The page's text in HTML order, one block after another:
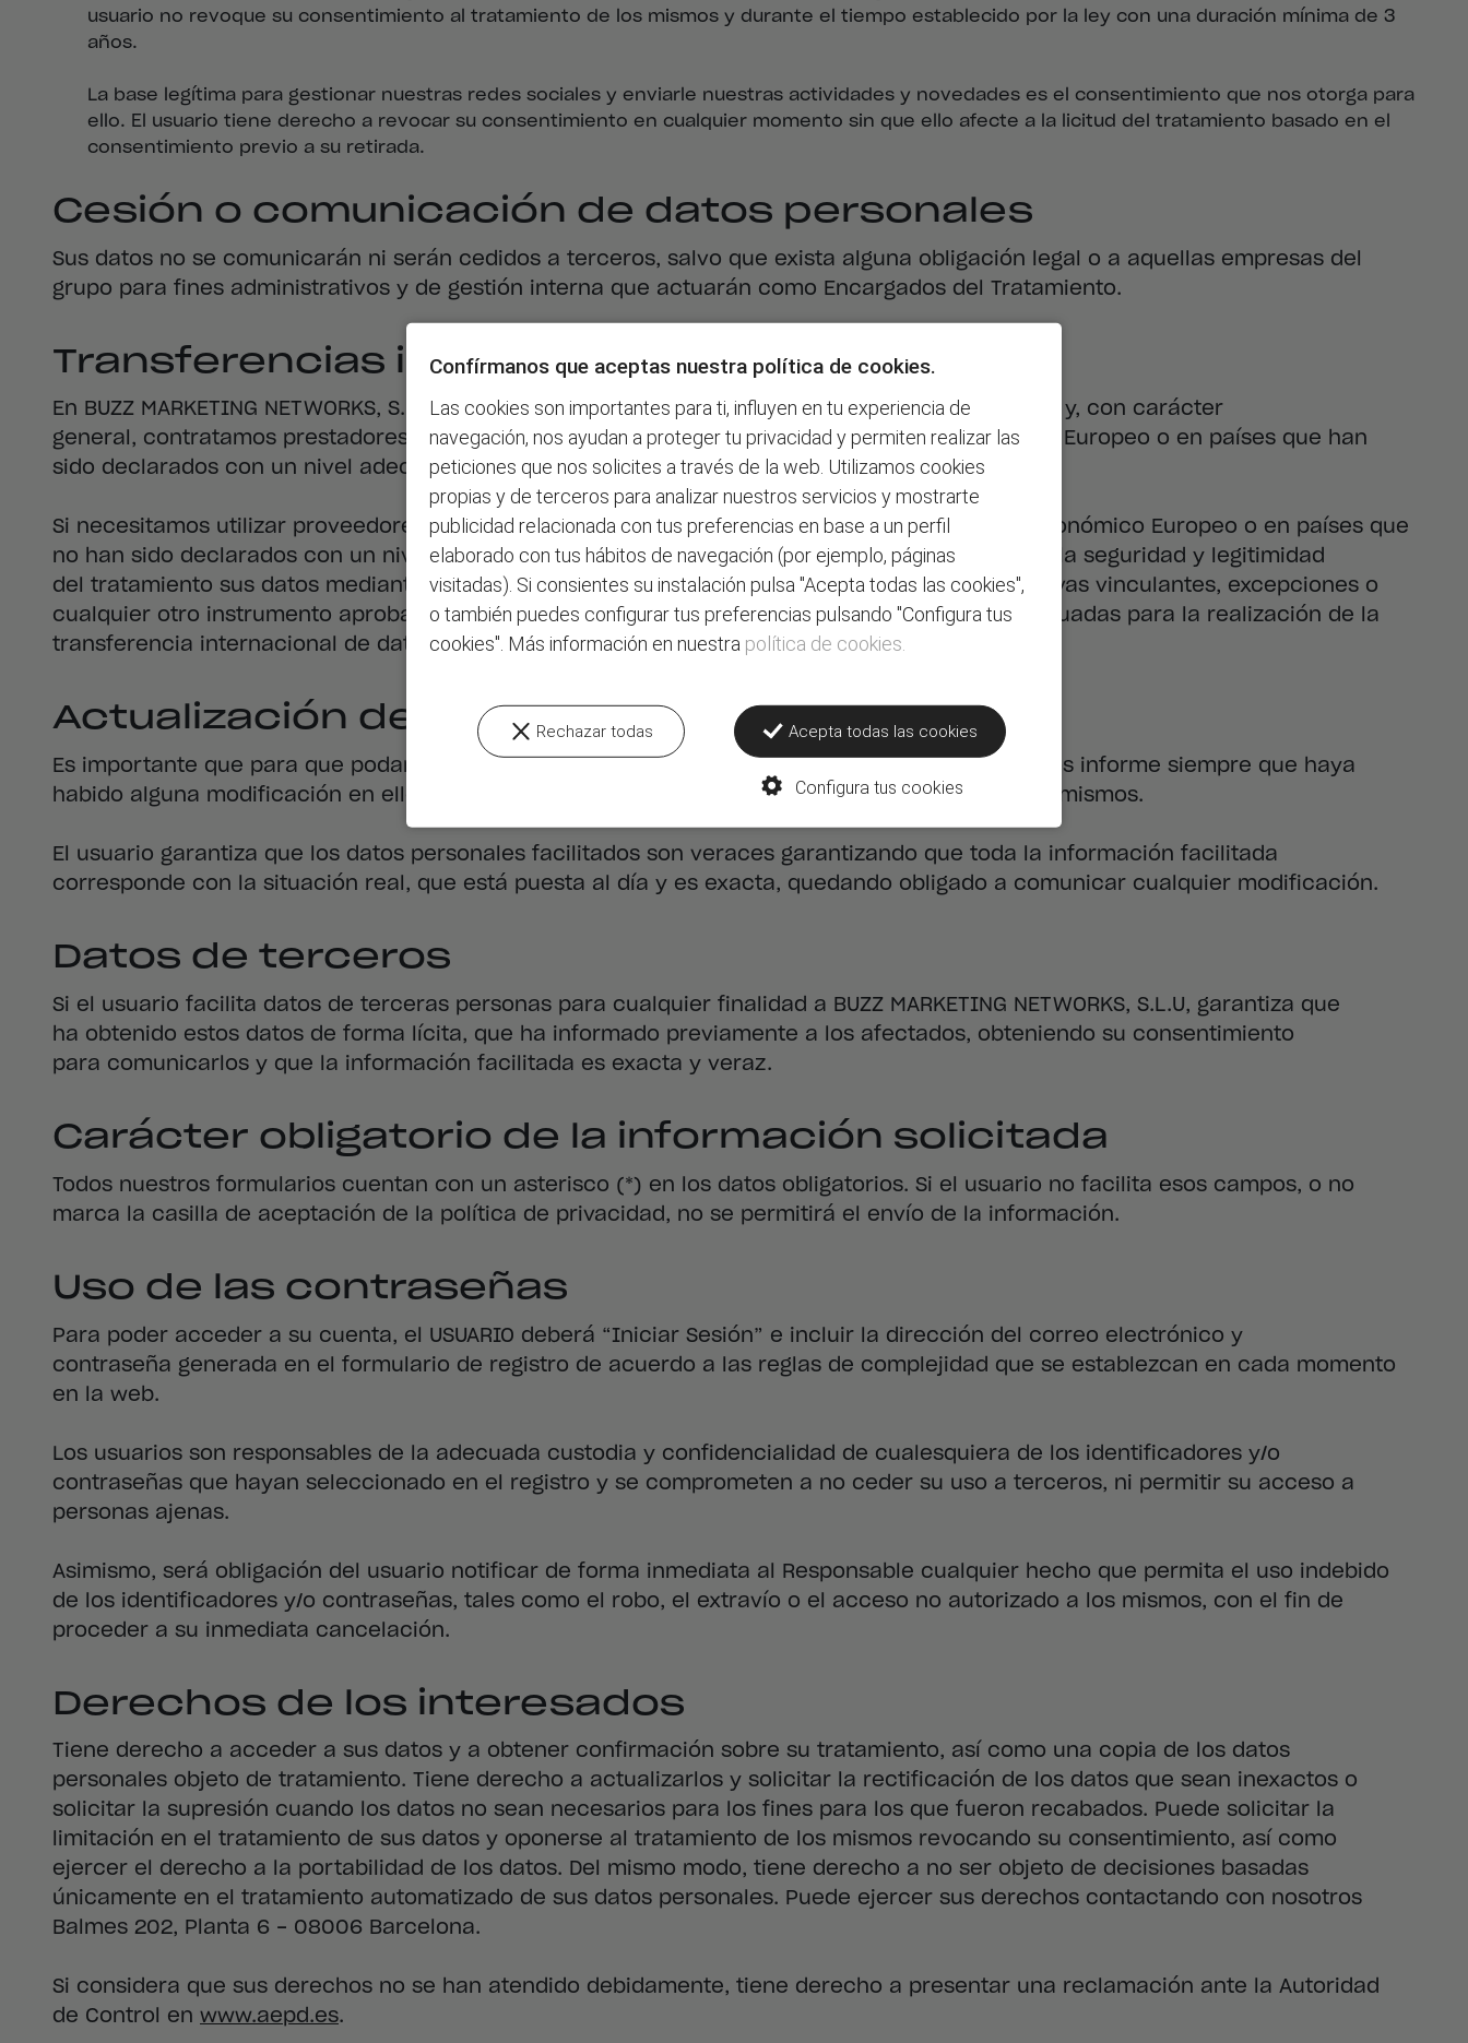
usuario no revoque su consentimiento al tratamiento de los mismos y durante el tiempo establecido por la ley con una duración mínima de 3
años.
La base legítima para gestionar nuestras redes sociales y enviarle nuestras actividades y novedades es el consentimiento que nos otorga para
ello. El usuario tiene derecho a revocar su consentimiento en cualquier momento sin que ello afecte a la licitud del tratamiento basado en el
consentimiento previo a su retirada.
Cesión o comunicación de datos personales
Sus datos no se comunicarán ni serán cedidos a terceros, salvo que exista alguna obligación legal o a aquellas empresas del
grupo para fines administrativos y de gestión interna que actuarán como Encargados del Tratamiento.
Transferencias internacionales
En BUZZ MARKETING NETWORKS, S.L.U tratamos sus datos dentro del Espacio Económico Europeo y, con carácter
general, contratamos prestadores de servicios ubicados también dentro del Espacio Económico Europeo o en países que han
sido declarados con un nivel adecuado de protección.
Si necesitamos utilizar proveedores de servicios que realicen tratamientos fuera del Espacio Económico Europeo o en países que
no han sido declarados con un nivel adecuado de protección, nos aseguraríamos de garantizar la seguridad y legitimidad
del tratamiento sus datos mediante decisiones de adecuación, cláusulas tipo, normas corporativas vinculantes, excepciones o
cualquier otro instrumento aprobado por la autoridad de control que ofrezca las garantías adecuadas para la realización de la
transferencia internacional de datos.
Actualización de datos
Es importante que para que podamos mantener los datos personales actualizados, el usuario nos informe siempre que haya
habido alguna modificación en ellos, en caso contrario, no respondemos de la veracidad de los mismos.
El usuario garantiza que los datos personales facilitados son veraces garantizando que toda la información facilitada
corresponde con la situación real, que está puesta al día y es exacta, quedando obligado a comunicar cualquier modificación.
Datos de terceros
Si el usuario facilita datos de terceras personas para cualquier finalidad a BUZZ MARKETING NETWORKS, S.L.U, garantiza que
ha obtenido estos datos de forma lícita, que ha informado previamente a los afectados, obteniendo su consentimiento
para comunicarlos y que la información facilitada es exacta y veraz.
Carácter obligatorio de la información solicitada
Todos nuestros formularios cuentan con un asterisco (*) en los datos obligatorios. Si el usuario no facilita esos campos, o no
marca la casilla de aceptación de la política de privacidad, no se permitirá el envío de la información.
Uso de las contraseñas
Para poder acceder a su cuenta, el USUARIO deberá “Iniciar Sesión” e incluir la dirección del correo electrónico y
contraseña generada en el formulario de registro de acuerdo a las reglas de complejidad que se establezcan en cada momento
en la web.
Los usuarios son responsables de la adecuada custodia y confidencialidad de cualesquiera de los identificadores y/o
contraseñas que hayan seleccionado en el registro y se comprometen a no ceder su uso a terceros, ni permitir su acceso a
personas ajenas.
Asimismo, será obligación del usuario notificar de forma inmediata al Responsable cualquier hecho que permita el uso indebido
de los identificadores y/o contraseñas, tales como el robo, el extravío o el acceso no autorizado a los mismos, con el fin de
proceder a su inmediata cancelación.
Derechos de los interesados
Tiene derecho a acceder a sus datos y a obtener confirmación sobre su tratamiento, así como una copia de los datos
personales objeto de tratamiento. Tiene derecho a actualizarlos y solicitar la rectificación de los datos que sean inexactos o
solicitar la supresión cuando los datos no sean necesarios para los fines para los que fueron recabados. Puede solicitar la
limitación en el tratamiento de sus datos y oponerse al tratamiento de los mismos revocando su consentimiento, así como
ejercer el derecho a la portabilidad de los datos. Del mismo modo, tiene derecho a no ser objeto de decisiones basadas
únicamente en el tratamiento automatizado de sus datos personales. Puede ejercer sus derechos contactando con nosotros
Balmes 202, Planta 6 - 08006 Barcelona.
Si considera que sus derechos no se han atendido debidamente, tiene derecho a presentar una reclamación ante la Autoridad
de Control en www.aepd.es.
Confírmanos que aceptas nuestra política de cookies.
Las cookies son importantes para ti, influyen en tu experiencia de
navegación, nos ayudan a proteger tu privacidad y permiten realizar las
peticiones que nos solicites a través de la web. Utilizamos cookies
propias y de terceros para analizar nuestros servicios y mostrarte
publicidad relacionada con tus preferencias en base a un perfil
elaborado con tus hábitos de navegación (por ejemplo, páginas
visitadas). Si consientes su instalación pulsa "Acepta todas las cookies",
o también puedes configurar tus preferencias pulsando "Configura tus
cookies". Más información en nuestra política de cookies.
Rechazar todas Acepta todas las cookies
Configura tus cookies